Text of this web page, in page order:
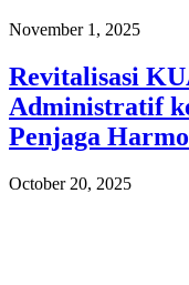
November 1, 2025
Revitalisasi
Administratif
Penjaga
October 20, 2025